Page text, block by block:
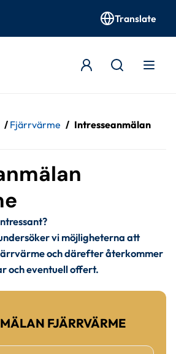
Translate
/ Fjärrvärme / Intresseanmälan
vi möjligheterna att
och därefter återkommer
och eventuell offert.
FJÄRRVÄRME